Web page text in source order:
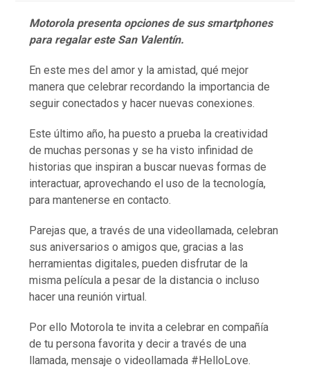
Motorola presenta opciones de sus smartphones
para regalar este San Valentín.
En este mes del amor y la amistad, qué mejor
manera que celebrar recordando la importancia de
seguir conectados y hacer nuevas conexiones.
Este último año, ha puesto a prueba la creatividad
de muchas personas y se ha visto infinidad de
historias que inspiran a buscar nuevas formas de
interactuar, aprovechando el uso de la tecnología,
para mantenerse en contacto.
Parejas que, a través de una videollamada, celebran
sus aniversarios o amigos que, gracias a las
herramientas digitales, pueden disfrutar de la
misma película a pesar de la distancia o incluso
hacer una reunión virtual.
Por ello Motorola te invita a celebrar en compañía
de tu persona favorita y decir a través de una
llamada, mensaje o videollamada #HelloLove.